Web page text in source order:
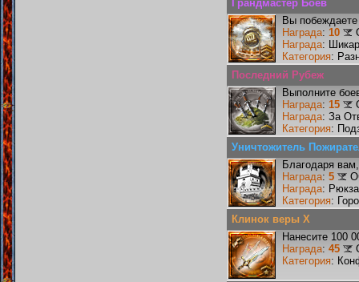
Грандмастер Боев
Вы
Награда: 10
Награда:
Категория:
Последний Рубеж
Выполните
Награда: 15
Награда: За
Категория:
Уничтожитель
Благодаря
Награда: 5
Награда:
Категория:
Клинок веры X
Нанесите 100
Награда: 45
Категория: